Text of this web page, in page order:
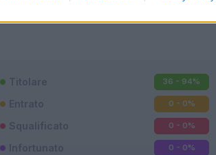
Titolare 36 - 94%
Entrato 0 - 0%
Squalificato 0 - 0%
Infortunato 0 - 0%